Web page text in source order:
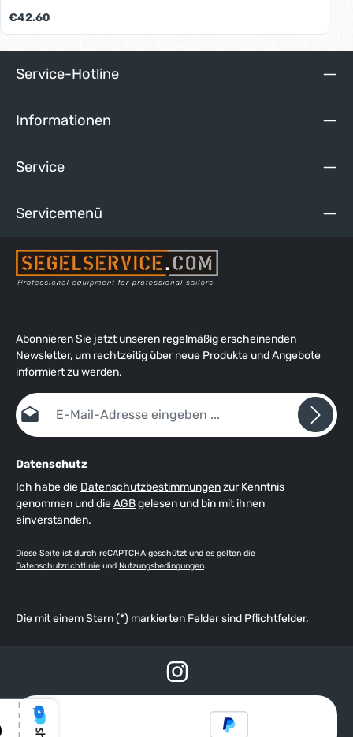
Schotmaterial aus einer Hochleistungsfaser wie z.B.
Dyneema oder Spectra verwendet werden. Die 40mm-Blöcke
nehmen Leinendurchmesser bis 10 mm auf. Verwendung: -
Details zum Aufbau der Carbo AirBlocks finden Sie als
Regulärer Preis:
€42.60
Service-Hotline
Informationen
Service
Servicemenü
Abonnieren Sie jetzt unseren regelmäßig erscheinenden
Newsletter, um rechtzeitig über neue Produkte und Angebote
informiert zu werden.
E-Mail-Adresse*
Datenschutz
Ich habe die Datenschutzbestimmungenzur Kenntnis
genommen und dieAGBgelesen und bin mit ihnen
einverstanden.
Diese Seite ist durch reCAPTCHA geschützt und es gelten die
Datenschutzrichtlinie und Nutzungsbedingungen.
Die mit einem Stern (*) markierten Felder sind Pflichtfelder.